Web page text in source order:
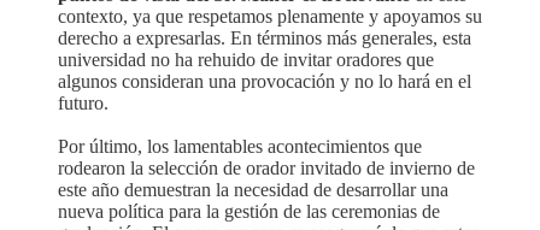
contexto, ya que respetamos plenamente y apoyamos su
derecho a expresarlas. En términos más generales, esta
universidad no ha rehuido de invitar oradores que
algunos consideran una provocación y no lo hará en el
futuro.
Por último, los lamentables acontecimientos que
rodearon la selección de orador invitado de invierno de
este año demuestran la necesidad de desarrollar una
nueva política para la gestión de las ceremonias de